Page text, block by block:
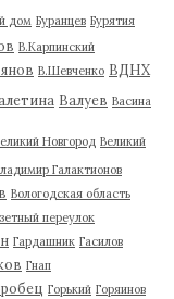
дом Буранцев Бурятия
В.Карпинский
В.Шевченко ВДНХ
Валуев Васина
Новгород Великий
Галактионов
Вологодская область
переулок
Гардашник Гасилов
Гнап
Горький Горяинов